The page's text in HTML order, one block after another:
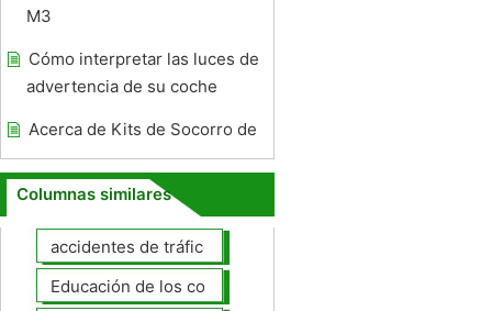
M3
Cómo interpretar las luces de
advertencia de su coche
Acerca de Kits de Socorro de
Columnas similares
accidentes de tráfico
Educación de los conductores